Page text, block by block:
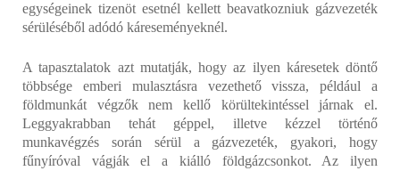
egységeinek tizenöt esetnél kellett beavatkozniuk gázvezeték
sérüléséből adódó káreseményeknél.
A tapasztalatok azt mutatják, hogy az ilyen káresetek döntő
többsége emberi mulasztásra vezethető vissza, például a
földmunkát végzők nem kellő körültekintéssel járnak el.
Leggyakrabban tehát géppel, illetve kézzel történő
munkavégzés során sérül a gázvezeték, gyakori, hogy
fűnyíróval vágják el a kiálló földgázcsonkot. Az ilyen